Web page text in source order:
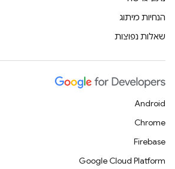
הנחיות מיתוג
שאלות נפוצות
Android
Chrome
Firebase
Google Cloud Platform